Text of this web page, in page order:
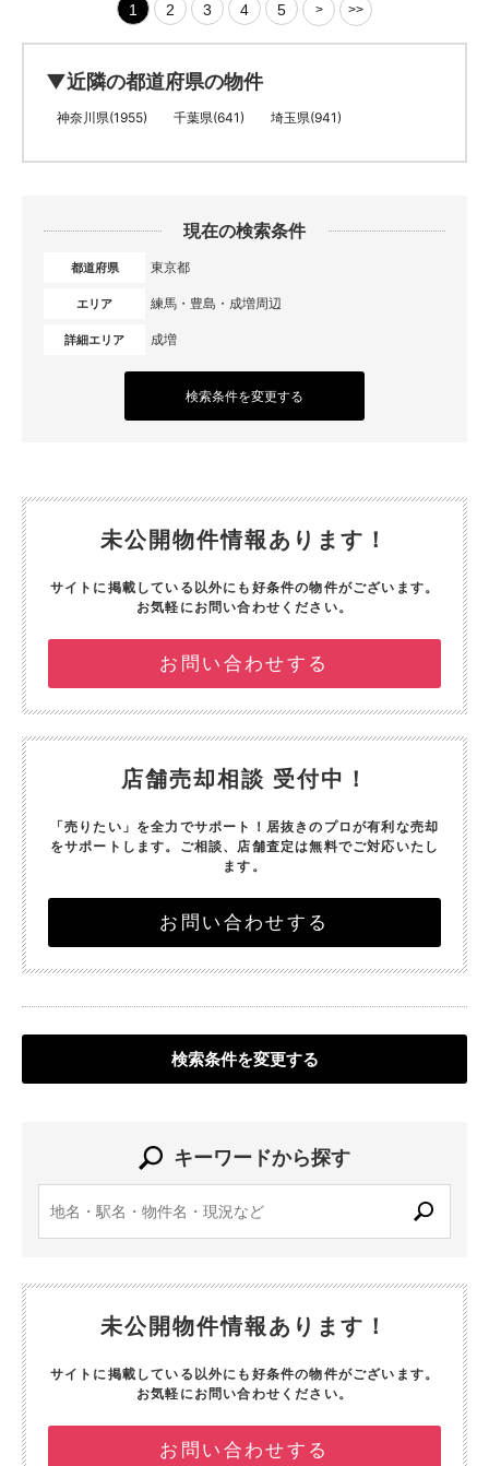
1 2 3 4 5 > >>
▼近隣の都道府県の物件
神奈川県(1955) 千葉県(641) 埼玉県(941)
現在の検索条件
都道府県 東京都
エリア 練馬・豊島・成増周辺
詳細エリア 成増
検索条件を変更する
未公開物件情報あります！
サイトに掲載している以外にも好条件の物件がございます。
お気軽にお問い合わせください。
お問い合わせする
店舗売却相談 受付中！
「売りたい」を全力でサポート！ 居抜きのプロが有利な売却
をサポートします。 ご相談、店舗査定は無料でご対応いたし
ます。
お問い合わせする
検索条件を変更する
キーワードから探す
未公開物件情報あります！
サイトに掲載している以外にも好条件の物件がございます。
お気軽にお問い合わせください。
お問い合わせする